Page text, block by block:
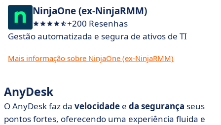
NinjaOne (ex-NinjaRMM)
+200 Resenhas
Gestão automatizada e segura de ativos de TI
Mais informação sobre NinjaOne (ex-NinjaRMM)
AnyDesk
O AnyDesk faz da velocidade e da segurança seus
pontos fortes, oferecendo uma experiência fluida e